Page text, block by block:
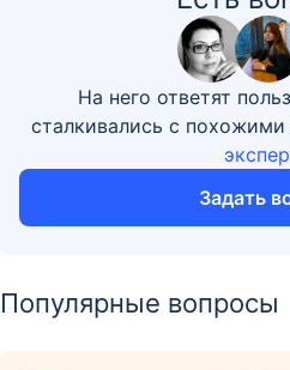
На него ответят
сталкивались с
Задать
Популярные вопросы